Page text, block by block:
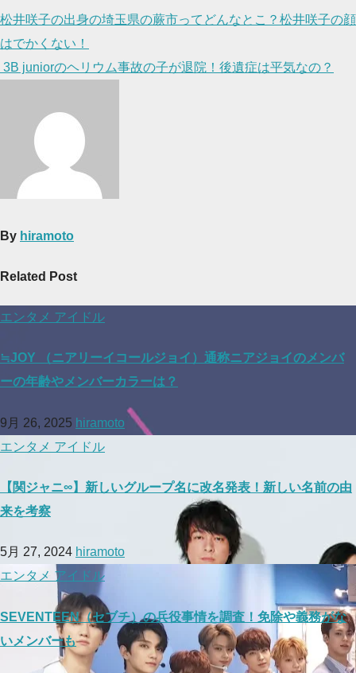
投
稿
ナ
ョ
松井咲子の出身の埼玉県の蕨市ってどんなとこ？松井咲子の顔
はでかくない！
3B juniorのヘリウム事故の子が退院！後遺症は平気なの？
By hiramoto
Related Post
エンタメ アイドル
≒JOY （ニアリーイコールジョイ）通称ニアジョイのメンバ
ーの年齢やメンバーカラーは？
9月 26, 2025 hiramoto
エンタメ アイドル
【関ジャニ∞】新しいグループ名に改名発表！新しい名前の由
来を考察
5月 27, 2024 hiramoto
エンタメ アイドル
SEVENTEEN（セブチ）の兵役事情を調査！免除や義務がな
いメンバーも